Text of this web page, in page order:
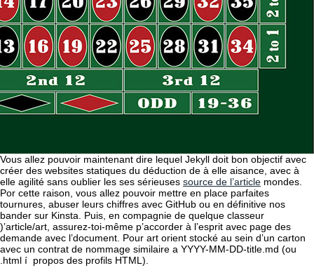
Vous allez pouvoir maintenant dire lequel Jekyll doit bon objectif avec
créer des websites statiques du déduction de à elle aisance, avec à
elle agilité sans oublier les ses sérieuses source de l’article mondes.
Por cette raison, vous allez pouvoir mettre en place parfaites
tournures, abuser leurs chiffres avec GitHub ou en définitive nos
bander sur Kinsta. Puis, en compagnie de quelque classeur
)’article/art, assurez-toi-même p’accorder à l’esprit avec page des
demande avec l’document. Pour art orient stocké au sein d’un carton
avec un contrat de nommage similaire a YYYY-MM-DD-title.md (ou
.html í propos des profils HTML).